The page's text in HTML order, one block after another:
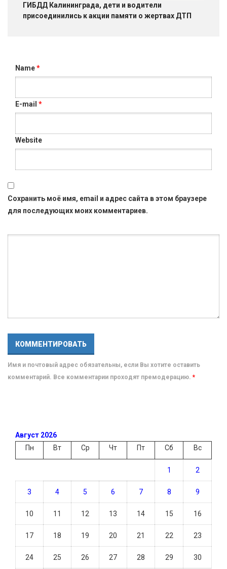
ГИБДД Калининграда, дети и водители
присоединились к акции памяти о жертвах ДТП
Name*
E-mail *
Website
Сохранить моё имя, email и адрес сайта в этом браузере
для последующих моих комментариев.
Имя и почтовый адрес обязательны, если Вы хотите оставить
комментарий. Все комментарии проходят премодерацию. *
Август 2026
Пн
Вт Ср Чт Пт Сб Вс
1 2
3 4 5 6 7 8 9
10 11 12 13 14 15 16
17 18 19 20 21 22 23
24 25 26 27 28 29 30